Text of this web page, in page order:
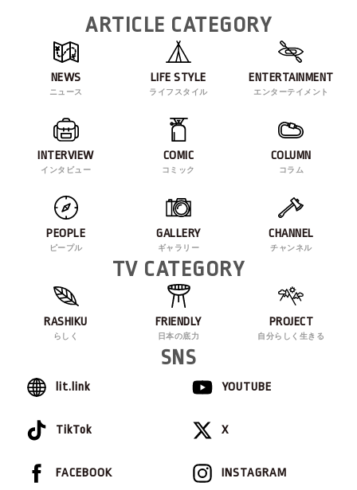
ARTICLE CATEGORY
NEWS
ニュース
LIFE STYLE
ライフスタイル
ENTERTAINMENT
エンターテイメント
INTERVIEW
インタビュー
COMIC
コミック
COLUMN
コラム
PEOPLE
ピープル
GALLERY
ギャラリー
CHANNEL
チャンネル
TV CATEGORY
RASHIKU
らしく
FRIENDLY
日本の底力
PROJECT
自分らしく生きる
SNS
lit.link YOUTUBE
TikTok X
INSTAGRAM
FACEBOOK